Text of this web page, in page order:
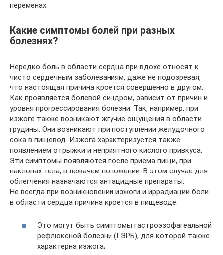
переменах.
Какие симптомы болей при разных
болезнях?
Нередко боль в области сердца при вдохе относят к
чисто сердечным заболеваниям, даже не подозревая,
что настоящая причина кроется совершенно в другом.
Как проявляется болевой синдром, зависит от причин и
уровня прогрессирования болезни. Так, например, при
изжоге также возникают жгучие ощущения в области
грудины. Они возникают при поступлении желудочного
сока в пищевод. Изжога характеризуется также
появлением отрыжки и неприятного кислого привкуса.
Эти симптомы появляются после приема пищи, при
наклонах тела, в лежачем положении. В этом случае для
облегчения назначаются антацидные препараты.
Не всегда при возникновении изжоги и иррадиации боли
в области сердца причина кроется в пищеводе.
Это могут быть симптомы гастроэзофагеальной
рефлюксной болезни (ГЭРБ), для которой также
характерна изжога;